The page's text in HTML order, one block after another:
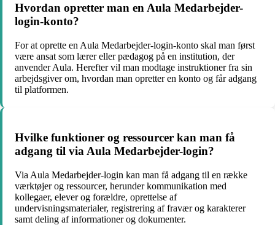
Hvordan opretter man en Aula Medarbejder-
login-konto?
For at oprette en Aula Medarbejder-login-konto skal man først
være ansat som lærer eller pædagog på en institution, der
anvender Aula. Herefter vil man modtage instruktioner fra sin
arbejdsgiver om, hvordan man opretter en konto og får adgang
til platformen.
Hvilke funktioner og ressourcer kan man få
adgang til via Aula Medarbejder-login?
Via Aula Medarbejder-login kan man få adgang til en række
værktøjer og ressourcer, herunder kommunikation med
kollegaer, elever og forældre, oprettelse af
undervisningsmaterialer, registrering af fravær og karakterer
samt deling af informationer og dokumenter.